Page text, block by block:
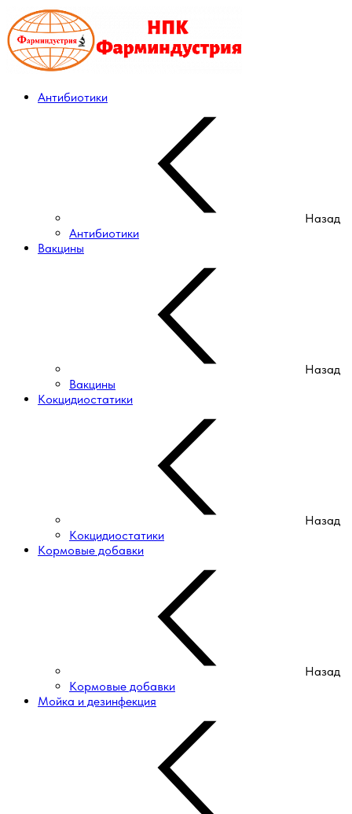
Антибиотики
Назад
Антибиотики
Вакцины
Назад
Вакцины
Кокцидиостатики
Назад
Кокцидиостатики
Кормовые добавки
Назад
Кормовые добавки
Мойка и дезинфекция